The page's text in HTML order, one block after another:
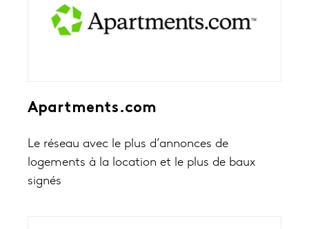
Apartments.com
Le réseau avec le plus d’annonces de
logements à la location et le plus de baux
signés